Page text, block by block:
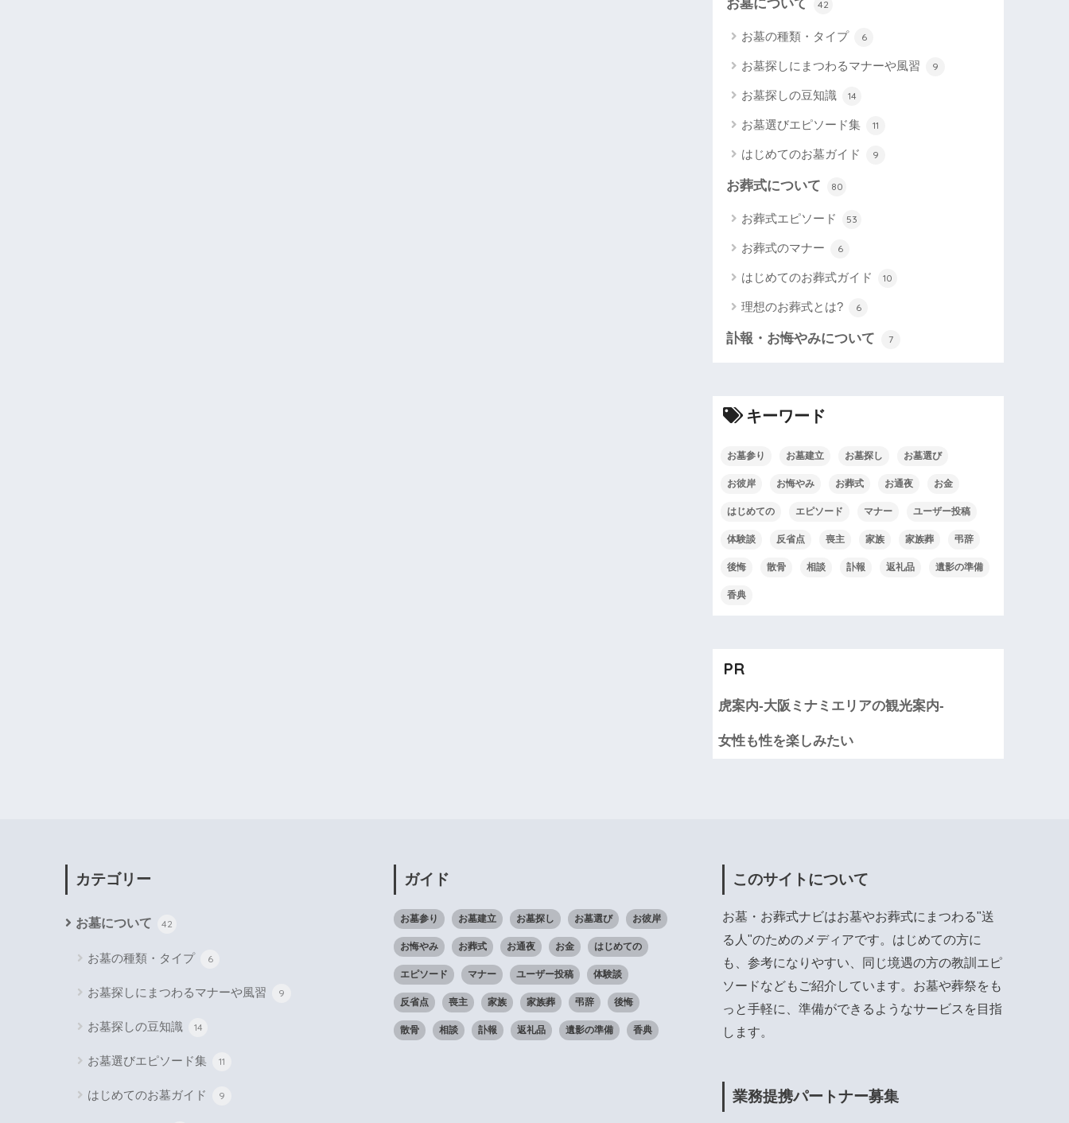
お墓について 42
お墓の種類・タイプ 6
お墓探しにまつわるマナーや風習 9
お墓探しの豆知識 14
お墓選びエピソード集 11
はじめてのお墓ガイド 9
お葬式について 80
お葬式エピソード 53
お葬式のマナー 6
はじめてのお葬式ガイド 10
理想のお葬式とは? 6
訃報・お悔やみについて 7
キーワード
お墓参り お墓建立 お墓探し お墓選び
お彼岸 お悔やみ お葬式 お通夜 お金
はじめての エピソード マナー ユーザー投稿
体験談 反省点 喪主 家族 家族葬 弔辞
後悔 散骨 相談 訃報 返礼品 遺影の準備
香典
PR
虎案内-大阪ミナミエリアの観光案内-
女性も性を楽しみたい
カテゴリー
お墓について 42
お墓の種類・タイプ 6
お墓探しにまつわるマナーや風習 9
お墓探しの豆知識 14
お墓選びエピソード集 11
はじめてのお墓ガイド 9
ガイド
お墓参り お墓建立 お墓探し お墓選び お彼岸
お悔やみ お葬式 お通夜 お金 はじめての
エピソード マナー ユーザー投稿 体験談
反省点 喪主 家族 家族葬 弔辞 後悔
散骨 相談 訃報 返礼品 遺影の準備 香典
このサイトについて
お墓・お葬式ナビはお墓やお葬式にまつわる"送
る人"のためのメディアです。はじめての方に
も、参考になりやすい、同じ境遇の方の教訓エピ
ソードなどもご紹介しています。お墓や葬祭をも
っと手軽に、準備ができるようなサービスを目指
します。
業務提携パートナー募集